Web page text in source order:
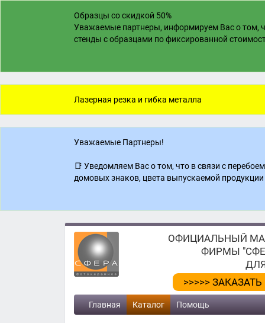
Образцы со скидкой 50%
Уважаемые партнеры, информируем Вас о том,
стенды с образцами по фиксированной
Лазерная резка и гибка металла
Уважаемые Партнеры!
📑 Уведомляем Вас о том, что в связи с
домовых знаков, цвета выпускаемой
ОФИЦИАЛЬНЫЙ
ФИРМЫ
>>>>>
Главная Каталог Помощь